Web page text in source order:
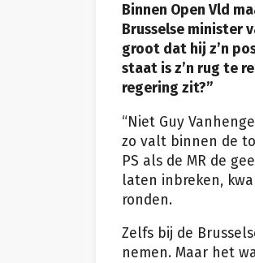
Binnen Open Vld
Brusselse minister
groot dat hij z’n
staat is z’n rug te
regering zit?”
“Niet Guy
zo valt binnen de
PS als de MR de
laten inbreken,
ronden.
Zelfs bij de
nemen. Maar het